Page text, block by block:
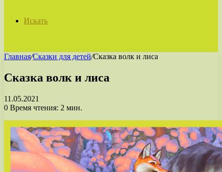
Искать
Главная/Сказки для детей/Сказка волк и лиса
Сказка волк и лиса
11.05.2021
0 Время чтения: 2 мин.